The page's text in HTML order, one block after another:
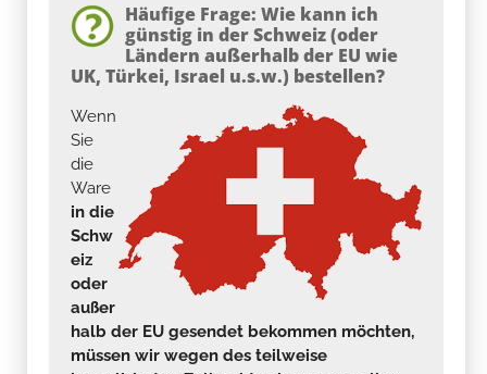
Häufige Frage: Wie kann ich
günstig in der Schweiz (oder
Ländern außerhalb der EU wie
UK, Türkei, Israel u.s.w.) bestellen?
Wenn
Sie
die
Ware
in die
Schw
eiz
oder
außer
halb der EU gesendet bekommen möchten,
müssen wir wegen des teilweise